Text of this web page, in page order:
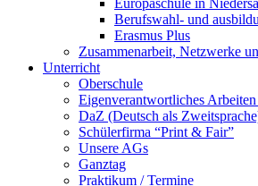
Europaschule in
Berufswahl- und
Erasmus Plus
Zusammenarbeit, Netzwerke
Unterricht
Oberschule
Eigenverantwortliches
DaZ (Deutsch als
Schülerfirma “Print & Fair”
Unsere AGs
Ganztag
Praktikum / Termine